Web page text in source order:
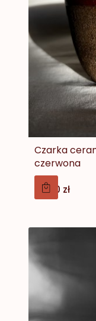
Czarka
czerwona
Cena
59,00 zł